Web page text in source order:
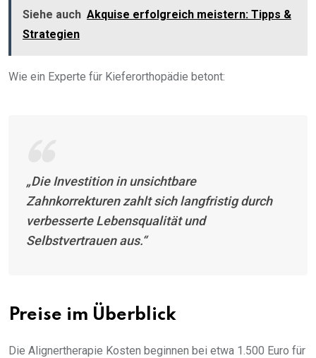
Siehe auch Akquise erfolgreich meistern: Tipps &
Strategien
Wie ein Experte für Kieferorthopädie betont:
„Die Investition in unsichtbare
Zahnkorrekturen zahlt sich langfristig durch
verbesserte Lebensqualität und
Selbstvertrauen aus.“
Preise im Überblick
Die Alignertherapie Kosten beginnen bei etwa 1.500 Euro für